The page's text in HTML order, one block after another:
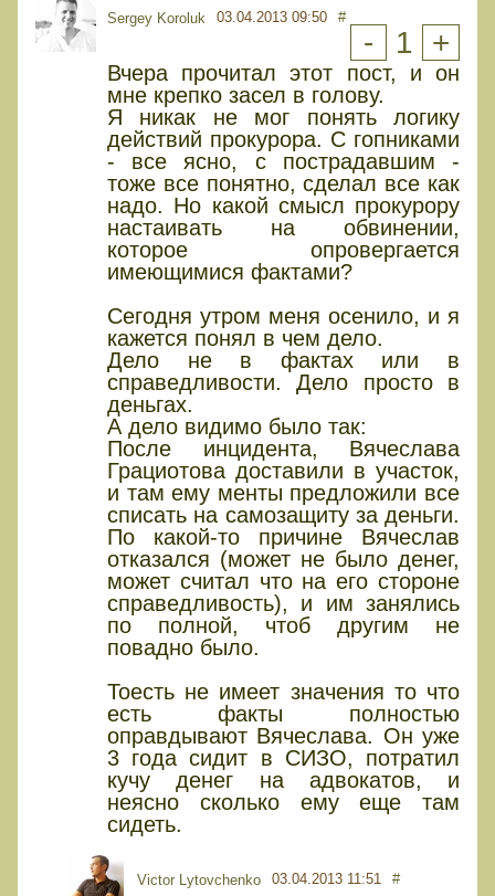
Sergey Koroluk 03.04.2013 09:50 #
- 1 +
Вчера прочитал этот пост, и он
мне крепко засел в голову.
Я никак не мог понять логику
действий прокурора. С гопниками
- все ясно, с пострадавшим -
тоже все понятно, сделал все как
надо. Но какой смысл прокурору
настаивать на обвинении,
которое опровергается
имеющимися фактами?
Сегодня утром меня осенило, и я
кажется понял в чем дело.
Дело не в фактах или в
справедливости. Дело просто в
деньгах.
А дело видимо было так:
После инцидента, Вячеслава
Грациотова доставили в участок,
и там ему менты предложили все
списать на самозащиту за деньги.
По какой-то причине Вячеслав
отказался (может не было денег,
может считал что на его стороне
справедливость), и им занялись
по полной, чтоб другим не
повадно было.
Тоесть не имеет значения то что
есть факты полностью
оправдывают Вячеслава. Он уже
3 года сидит в СИЗО, потратил
кучу денег на адвокатов, и
неясно сколько ему еще там
сидеть.
Victor Lytovchenko 03.04.2013 11:51 #